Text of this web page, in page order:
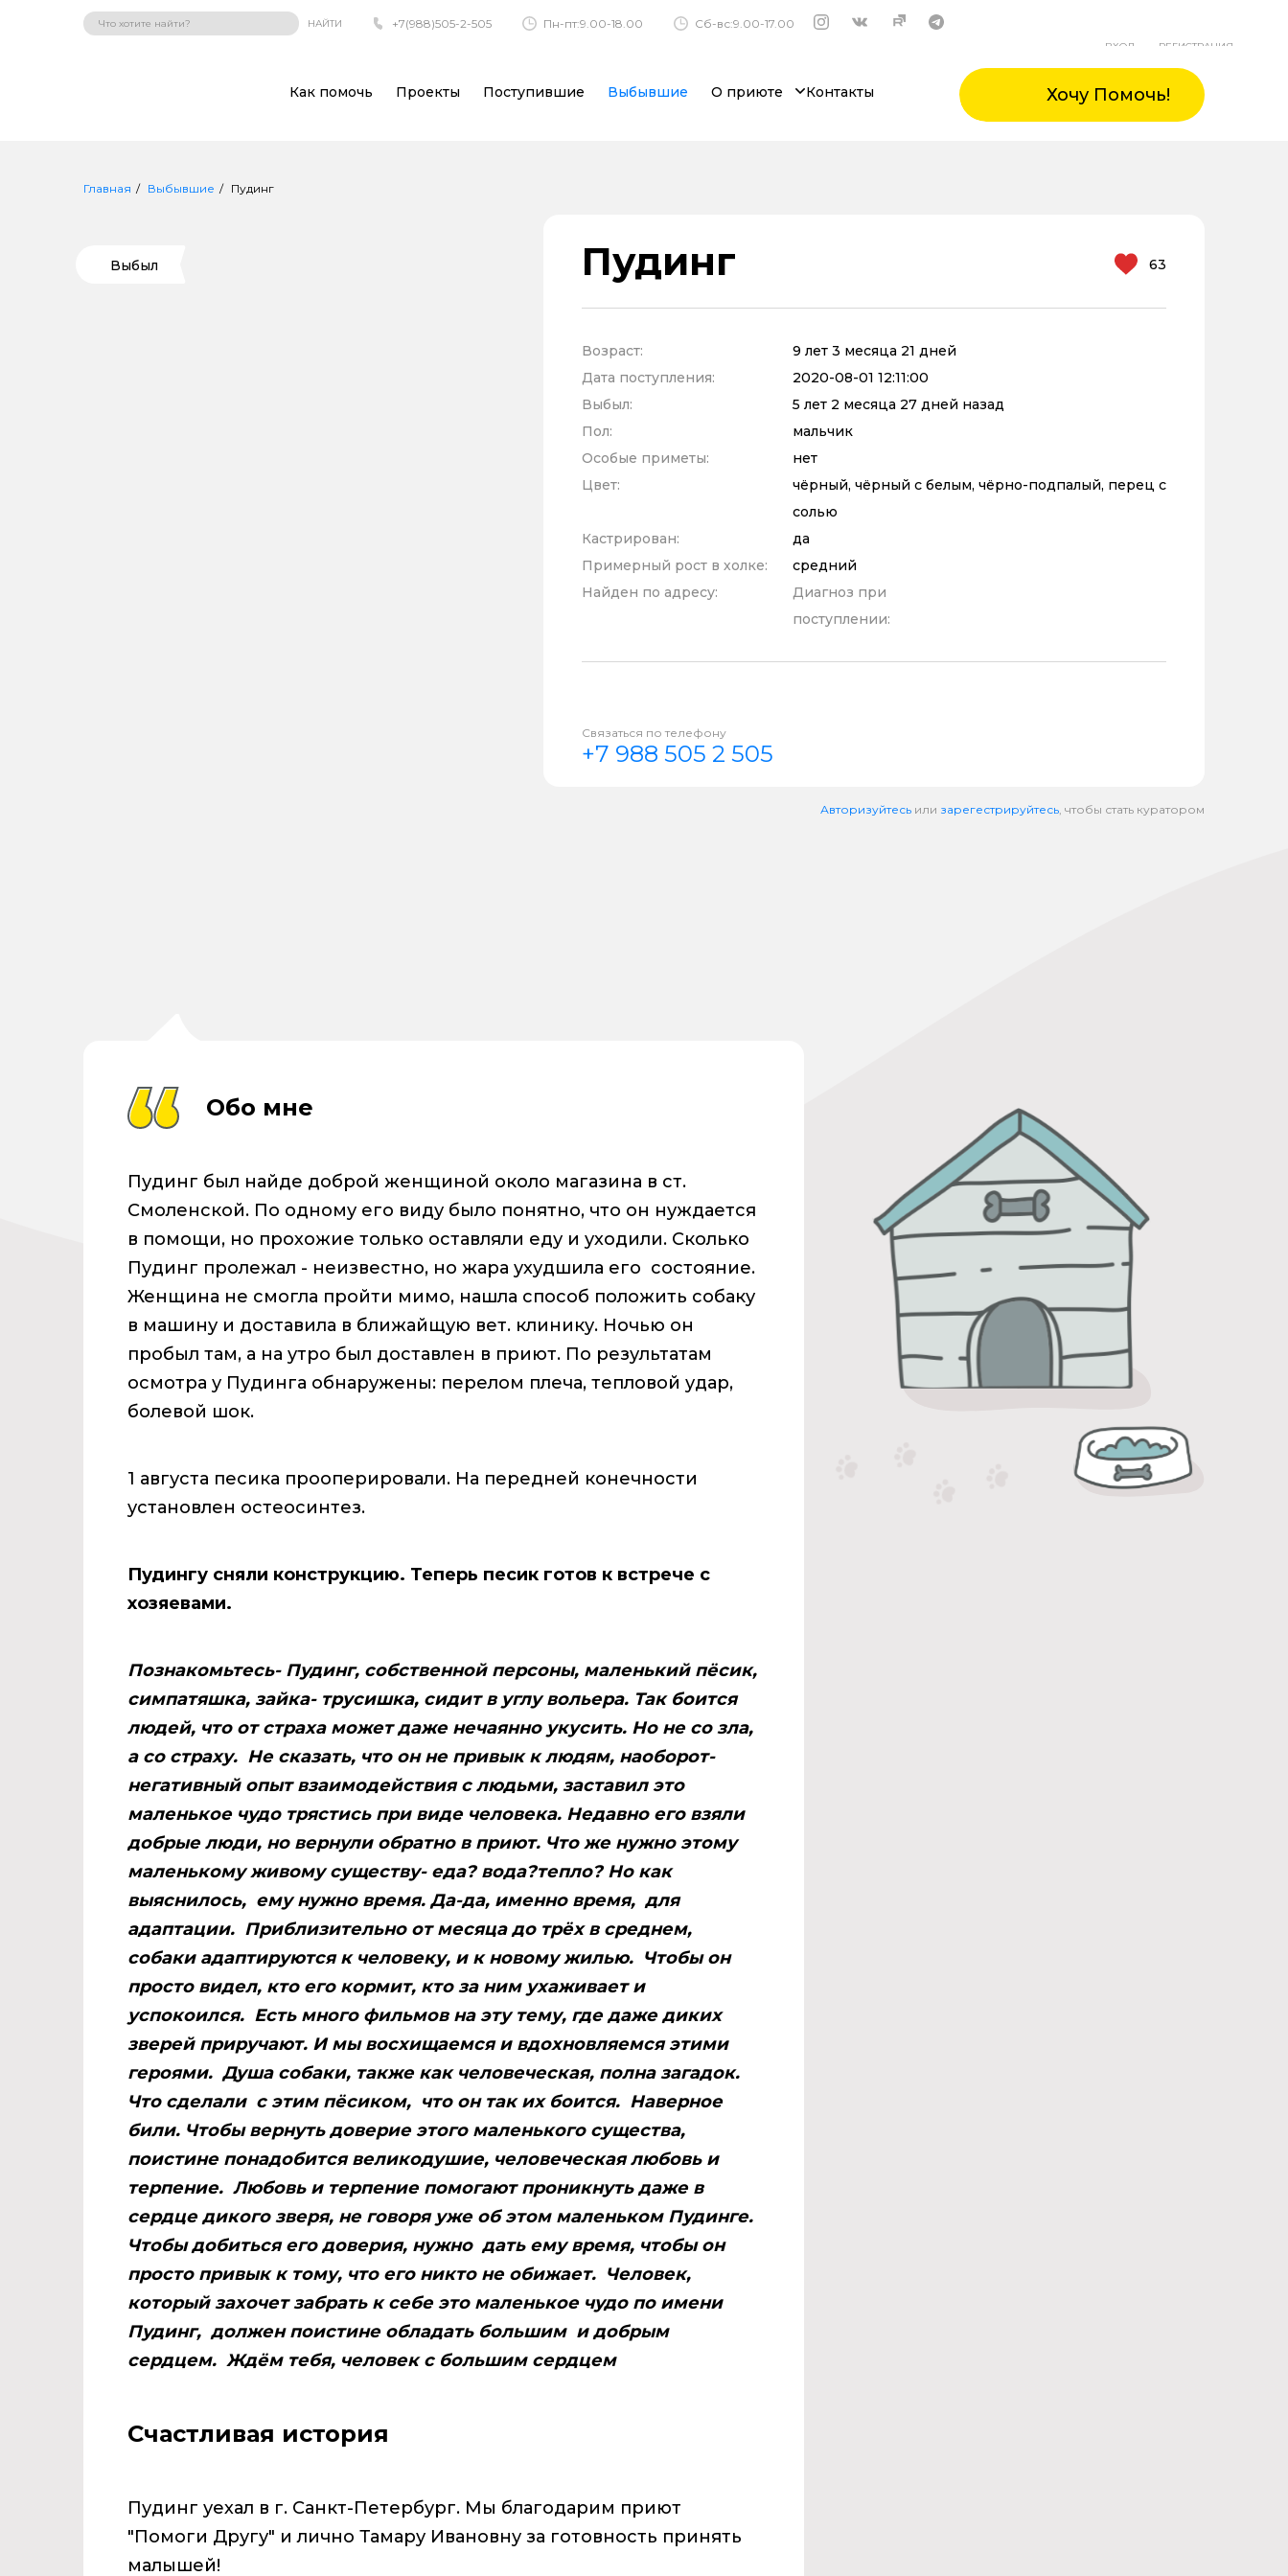
НАЙТИ +7(988)505-2-505 Пн-пт:9.00-18.00 Сб-вс:9.00-17.00
ВХОД РЕГИСТРАЦИЯ
Как помочь Проекты Поступившие Выбывшие О приюте Контакты Хочу Помочь!
Главная Выбывшие Пудинг
Выбыл Пудинг 63
Возраст:
9 лет 3 месяца 21 дней
Дата поступления:
2020-08-01 12:11:00
Выбыл:
5 лет 2 месяца 27 дней назад
Пол:
мальчик
Особые приметы:
нет
Цвет:
чёрный, чёрный с белым, чёрно-подпалый, перец с
солью
Кастрирован:
да
Примерный рост в холке:
средний
Найден по адресу:
Диагноз при
поступлении:
Связаться по телефону
+7 988 505 2 505
Авторизуйтесь или зарегестрируйтесь, чтобы стать куратором
Обо мне
Пудинг был найде доброй женщиной около магазина в ст.
Смоленской. По одному его виду было понятно, что он нуждается
в помощи, но прохожие только оставляли еду и уходили. Сколько
Пудинг пролежал - неизвестно, но жара ухудшила его состояние.
Женщина не смогла пройти мимо, нашла способ положить собаку
в машину и доставила в ближайщую вет. клинику. Ночью он
пробыл там, а на утро был доставлен в приют. По результатам
осмотра у Пудинга обнаружены: перелом плеча, тепловой удар,
болевой шок.
1 августа песика прооперировали. На передней конечности
установлен остеосинтез.
Пудингу сняли конструкцию. Теперь песик готов к встрече с
хозяевами.
Познакомьтесь- Пудинг, собственной персоны, маленький пёсик,
симпатяшка, зайка- трусишка, сидит в углу вольера. Так боится
людей, что от страха может даже нечаянно укусить. Но не со зла,
а со страху. Не сказать, что он не привык к людям, наоборот-
негативный опыт взаимодействия с людьми, заставил это
маленькое чудо трястись при виде человека. Недавно его взяли
добрые люди, но вернули обратно в приют. Что же нужно этому
маленькому живому существу- еда? вода?тепло? Но как
выяснилось, ему нужно время. Да-да, именно время, для
адаптации. Приблизительно от месяца до трёх в среднем,
собаки адаптируются к человеку, и к новому жилью. Чтобы он
просто видел, кто его кормит, кто за ним ухаживает и
успокоился. Есть много фильмов на эту тему, где даже диких
зверей приручают. И мы восхищаемся и вдохновляемся этими
героями. Душа собаки, также как человеческая, полна загадок.
Что сделали с этим пёсиком, что он так их боится. Наверное
били. Чтобы вернуть доверие этого маленького существа,
поистине понадобится великодушие, человеческая любовь и
терпение. Любовь и терпение помогают проникнуть даже в
сердце дикого зверя, не говоря уже об этом маленьком Пудинге.
Чтобы добиться его доверия, нужно дать ему время, чтобы он
просто привык к тому, что его никто не обижает. Человек,
который захочет забрать к себе это маленькое чудо по имени
Пудинг, должен поистине обладать большим и добрым
сердцем. Ждём тебя, человек с большим сердцем
Счастливая история
Пудинг уехал в г. Санкт-Петербург. Мы благодарим приют
"Помоги Другу" и лично Тамару Ивановну за готовность принять
малышей!